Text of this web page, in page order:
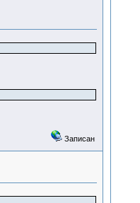
Записан